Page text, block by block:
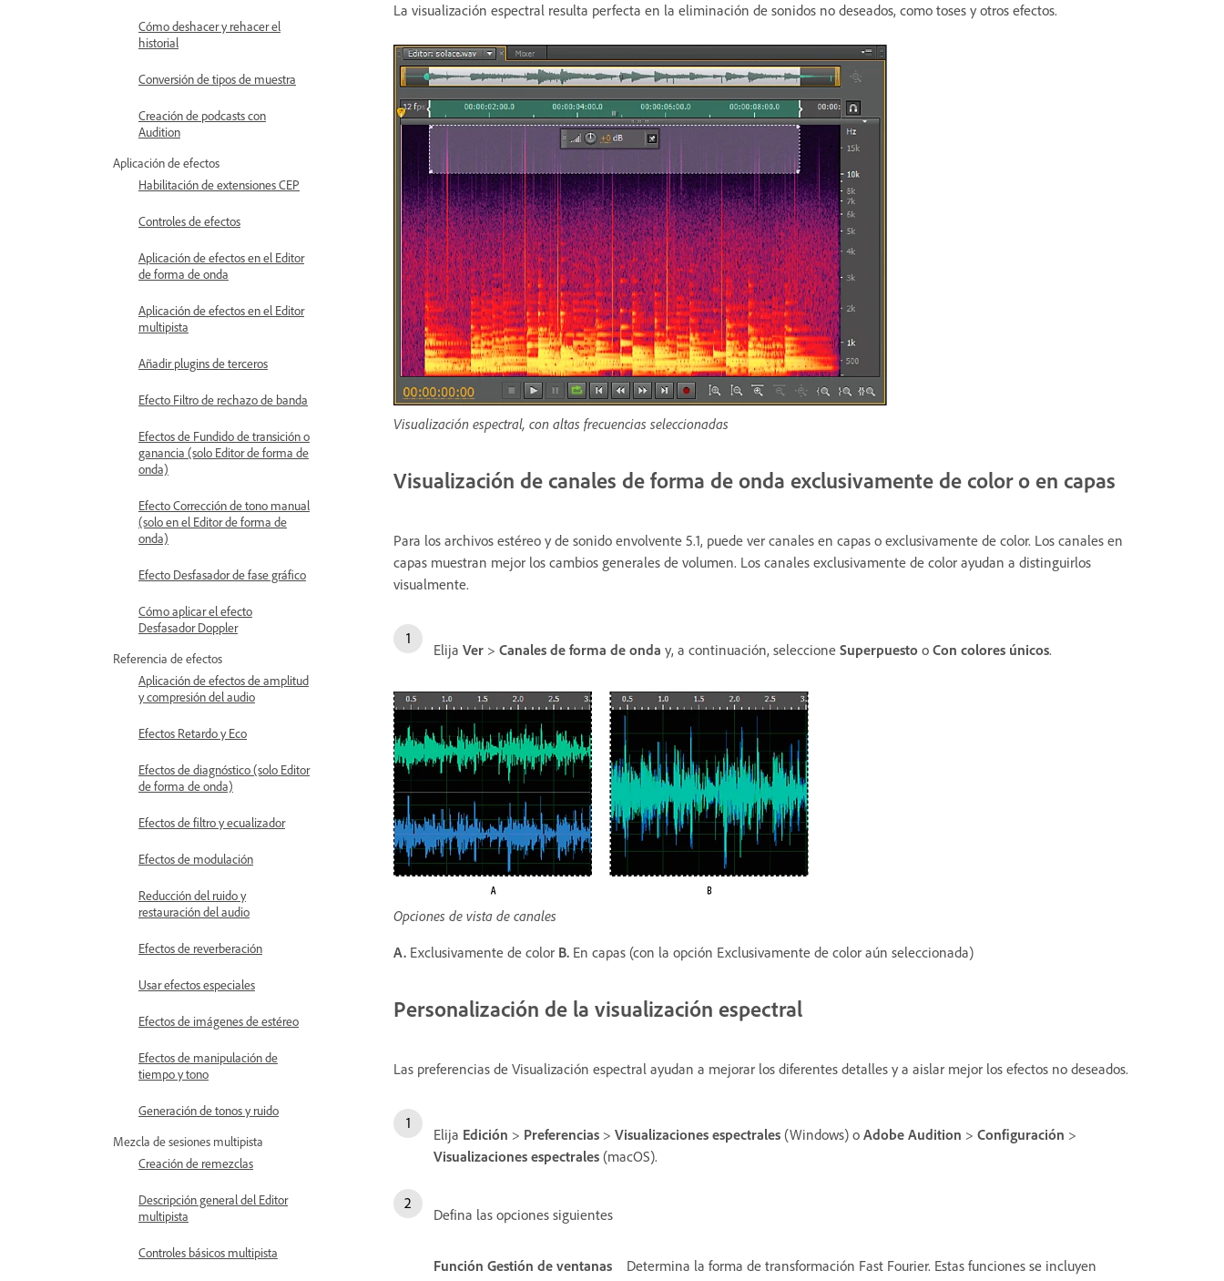
Cómo deshacer y rehacer el
historial
Conversión de tipos de muestra
Creación de podcasts con
Audition
Aplicación de efectos
Habilitación de extensiones CEP
Controles de efectos
Aplicación de efectos en el Editor
de forma de onda
Aplicación de efectos en el Editor
multipista
Añadir plugins de terceros
Efecto Filtro de rechazo de banda
Efectos de Fundido de transición o
ganancia (solo Editor de forma de
onda)
Efecto Corrección de tono manual
(solo en el Editor de forma de
onda)
Efecto Desfasador de fase gráfico
Cómo aplicar el efecto
Desfasador Doppler
Referencia de efectos
Aplicación de efectos de amplitud
y compresión del audio
Efectos Retardo y Eco
Efectos de diagnóstico (solo Editor
de forma de onda)
Efectos de filtro y ecualizador
Efectos de modulación
Reducción del ruido y
restauración del audio
Efectos de reverberación
Usar efectos especiales
Efectos de imágenes de estéreo
Efectos de manipulación de
tiempo y tono
Generación de tonos y ruido
Mezcla de sesiones multipista
Creación de remezclas
Descripción general del Editor
multipista
Controles básicos multipista
La visualización espectral resulta perfecta en la eliminación de sonidos no deseados, como toses y otros efectos.
Visualización espectral, con altas frecuencias seleccionadas
Visualización de canales de forma de onda exclusivamente de color o en capas
Para los archivos estéreo y de sonido envolvente 5.1, puede ver canales en capas o exclusivamente de color. Los canales en
capas muestran mejor los cambios generales de volumen. Los canales exclusivamente de color ayudan a distinguirlos
visualmente.
Elija Ver > Canales de forma de onda y, a continuación, seleccione Superpuesto o Con colores únicos.
Opciones de vista de canales
A. Exclusivamente de color B. En capas (con la opción Exclusivamente de color aún seleccionada)
Personalización de la visualización espectral
Las preferencias de Visualización espectral ayudan a mejorar los diferentes detalles y a aislar mejor los efectos no deseados.
Elija Edición > Preferencias > Visualizaciones espectrales (Windows) o Adobe Audition > Configuración >
Visualizaciones espectrales (macOS).
Defina las opciones siguientes
Función Gestión de ventanas
Determina la forma de transformación Fast Fourier. Estas funciones se incluyen